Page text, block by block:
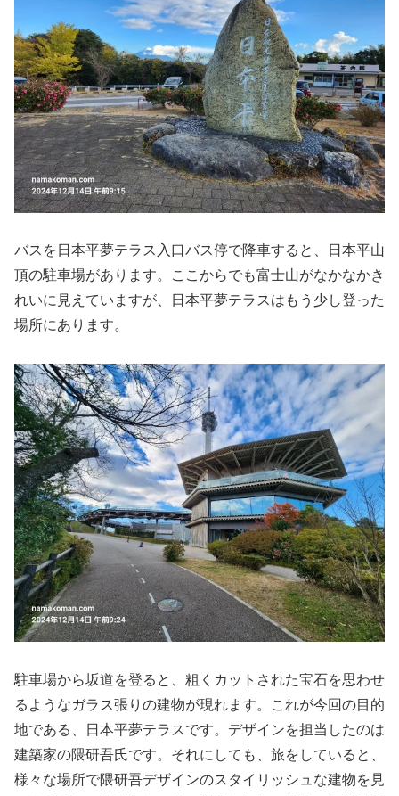
バスを日本平夢テラス入口バス停で降車すると、日本平山
頂の駐車場があります。ここからでも富士山がなかなかき
れいに見えていますが、日本平夢テラスはもう少し登った
場所にあります。
駐車場から坂道を登ると、粗くカットされた宝石を思わせ
るようなガラス張りの建物が現れます。これが今回の目的
地である、日本平夢テラスです。デザインを担当したのは
建築家の隈研吾氏です。それにしても、旅をしていると、
様々な場所で隈研吾デザインのスタイリッシュな建物を見